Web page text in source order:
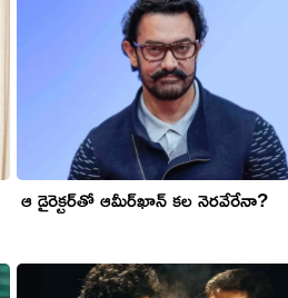
ఆ డైరెక్ట‌ర్‌తో ఆమీర్‌ఖాన్ క‌ల నెర‌వేరేనా?